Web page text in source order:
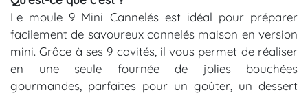
Le moule 9 Mini Cannelés est idéal pour préparer
facilement de savoureux cannelés maison en version
mini. Grâce à ses 9 cavités, il vous permet de réaliser
en une seule fournée de jolies bouchées
gourmandes, parfaites pour un goûter, un dessert